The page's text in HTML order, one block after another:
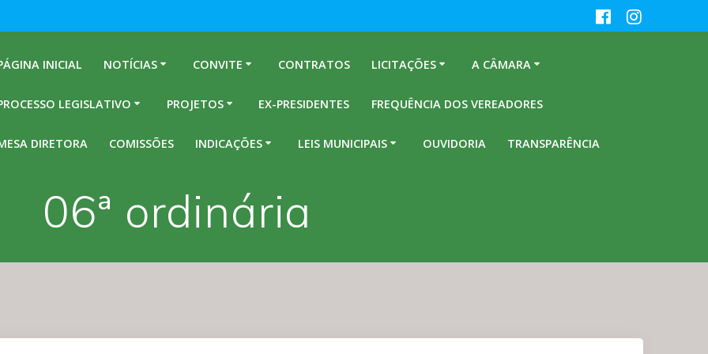
INICIAL NOTÍCIAS CONVITE CONTRATOS LICITAÇÕES A CÂMARA
LEGISLATIVO PROJETOS EX-PRESIDENTES FREQUÊNCIA DOS VEREADORES
DIRETORA COMISSÕES INDICAÇÕES LEIS MUNICIPAIS OUVIDORIA TRANSPARÊNCIA
06ª ordinária